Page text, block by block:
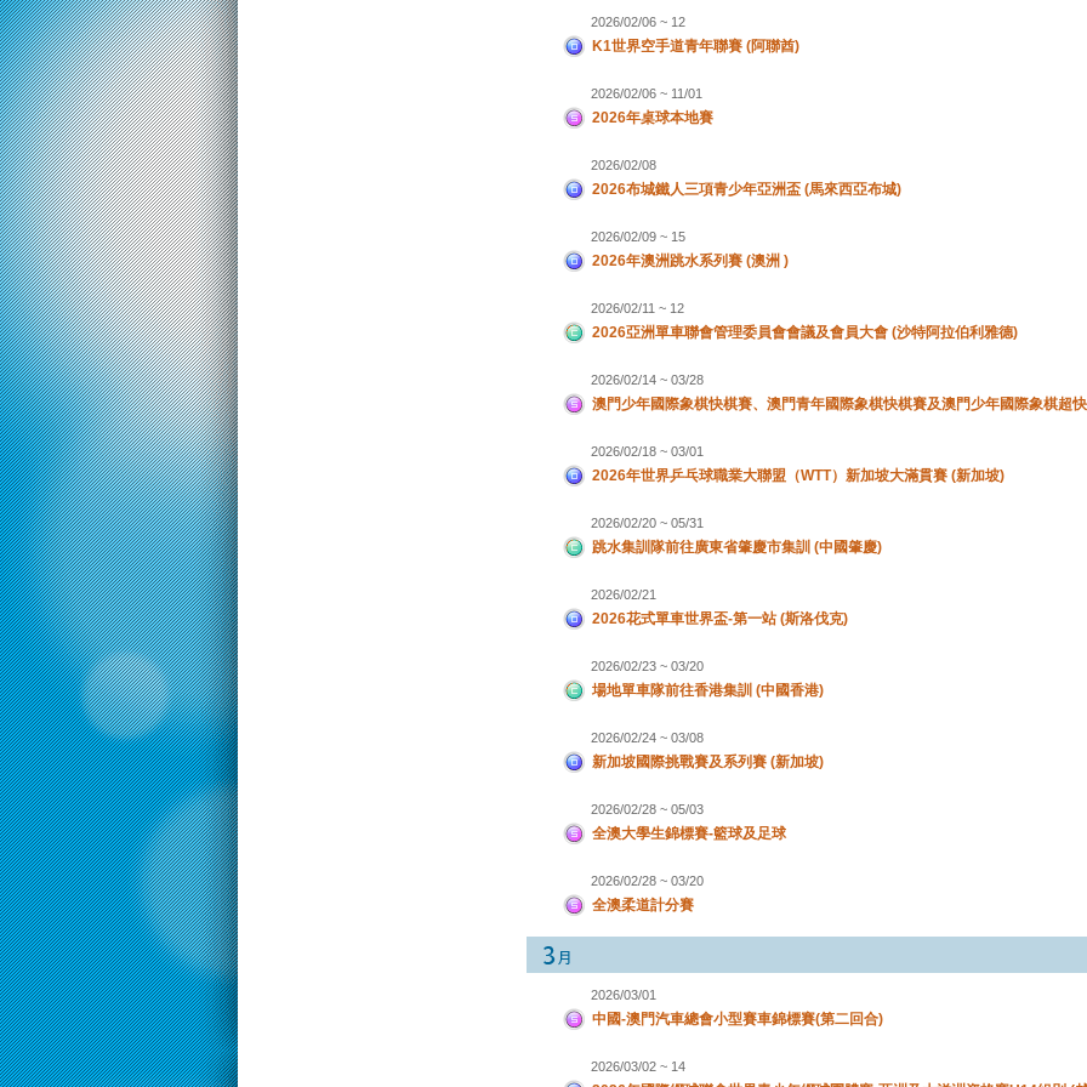
2026/02/06 ~ 12
K1世界空手道青年聯賽 (阿聯酋)
2026/02/06 ~ 11/01
2026年桌球本地賽
2026/02/08
2026布城鐵人三項青少年亞洲盃 (馬來西亞布城)
2026/02/09 ~ 15
2026年澳洲跳水系列賽 (澳洲 )
2026/02/11 ~ 12
2026亞洲單車聯會管理委員會會議及會員大會 (沙特阿拉伯利雅德)
2026/02/14 ~ 03/28
澳門少年國際象棋快棋賽、澳門青年國際象棋快棋賽及澳門少年國際象棋超
2026/02/18 ~ 03/01
2026年世界乒乓球職業大聯盟（WTT）新加坡大滿貫賽 (新加坡)
2026/02/20 ~ 05/31
跳水集訓隊前往廣東省肇慶市集訓 (中國肇慶)
2026/02/21
2026花式單車世界盃-第一站 (斯洛伐克)
2026/02/23 ~ 03/20
場地單車隊前往香港集訓 (中國香港)
2026/02/24 ~ 03/08
新加坡國際挑戰賽及系列賽 (新加坡)
2026/02/28 ~ 05/03
全澳大學生錦標賽-籃球及足球
2026/02/28 ~ 03/20
全澳柔道計分賽
2026/03/01
中國-澳門汽車總會小型賽車錦標賽(第二回合)
2026/03/02 ~ 14